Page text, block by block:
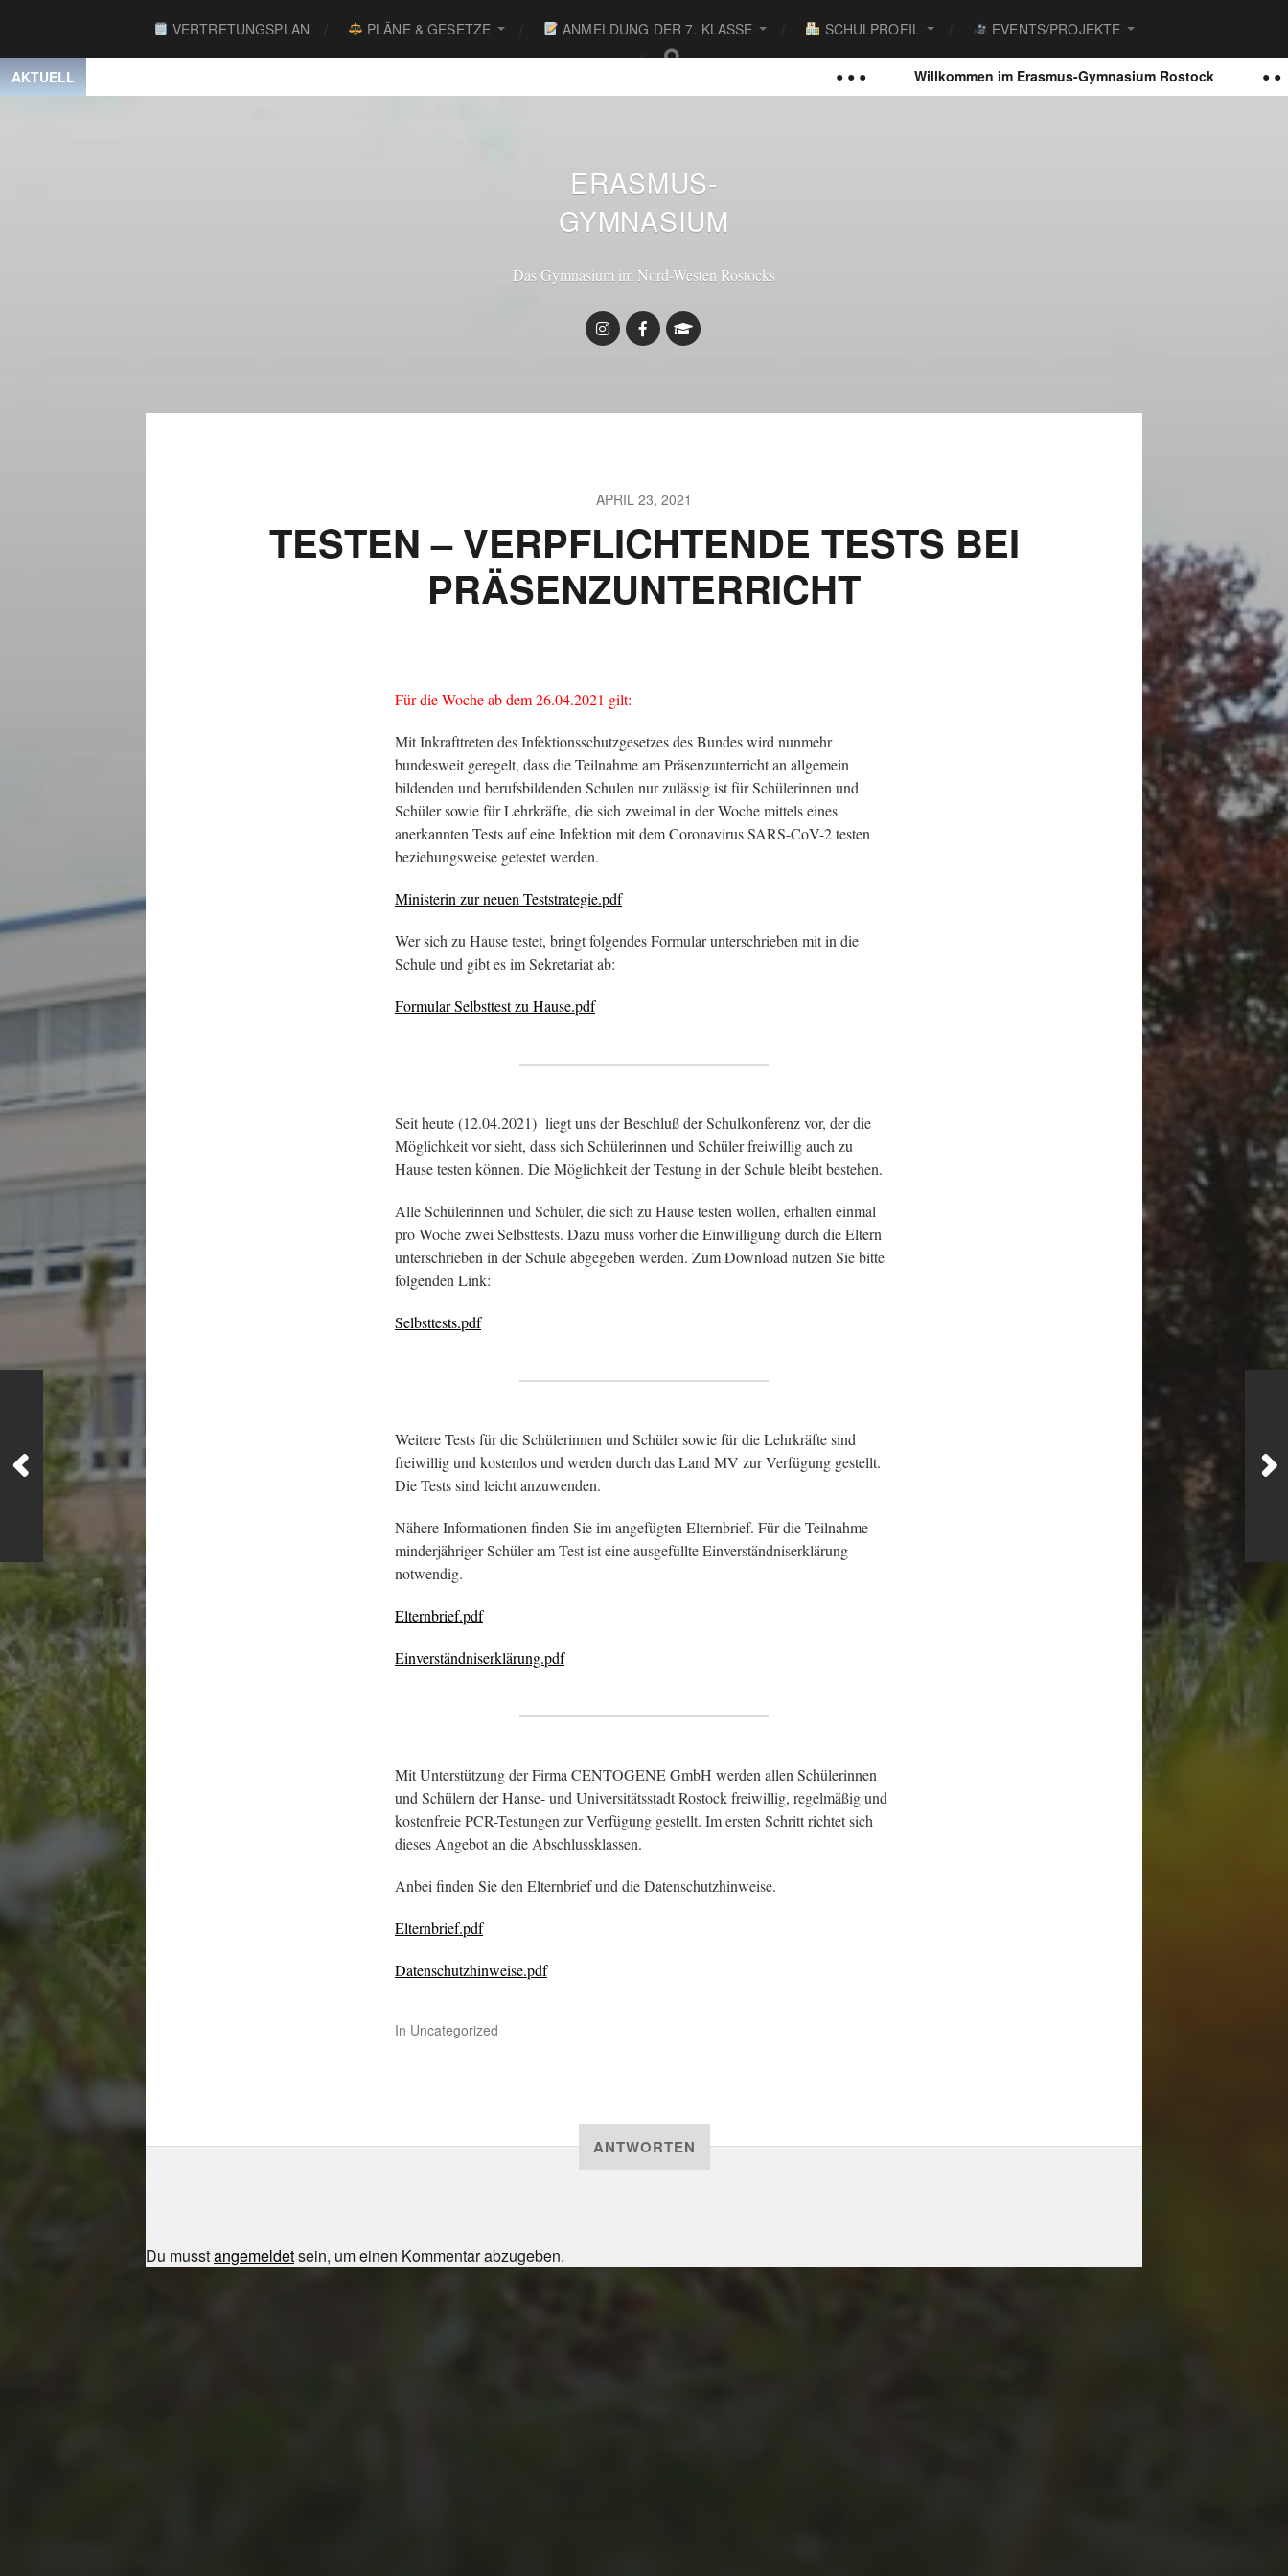
VERTRETUNGSPLAN PLÄNE & GESETZE ANMELDUNG DER 7. KLASSE SCHULPROFIL EVENTS/PROJEKTE
AKTUELL Willkommen im Erasmus-Gymnasium Rostock ● ● ●
ERASMUS-
GYMNASIUM
Das Gymnasium im Nord-Westen Rostocks
APRIL 23, 2021
TESTEN – VERPFLICHTENDE TESTS BEI
PRÄSENZUNTERRICHT
Für die Woche ab dem 26.04.2021 gilt:
Mit Inkrafttreten des Infektionsschutzgesetzes des Bundes wird nunmehr
bundesweit geregelt, dass die Teilnahme am Präsenzunterricht an allgemein
bildenden und berufsbildenden Schulen nur zulässig ist für Schülerinnen und
Schüler sowie für Lehrkräfte, die sich zweimal in der Woche mittels eines
anerkannten Tests auf eine Infektion mit dem Coronavirus SARS-CoV-2 testen
beziehungsweise getestet werden.
Ministerin zur neuen Teststrategie.pdf
Wer sich zu Hause testet, bringt folgendes Formular unterschrieben mit in die
Schule und gibt es im Sekretariat ab:
Formular Selbsttest zu Hause.pdf
Seit heute (12.04.2021) liegt uns der Beschluß der Schulkonferenz vor, der die
Möglichkeit vor sieht, dass sich Schülerinnen und Schüler freiwillig auch zu
Hause testen können. Die Möglichkeit der Testung in der Schule bleibt bestehen.
Alle Schülerinnen und Schüler, die sich zu Hause testen wollen, erhalten einmal
pro Woche zwei Selbsttests. Dazu muss vorher die Einwilligung durch die Eltern
unterschrieben in der Schule abgegeben werden. Zum Download nutzen Sie bitte
folgenden Link:
Selbsttests.pdf
Weitere Tests für die Schülerinnen und Schüler sowie für die Lehrkräfte sind
freiwillig und kostenlos und werden durch das Land MV zur Verfügung gestellt.
Die Tests sind leicht anzuwenden.
Nähere Informationen finden Sie im angefügten Elternbrief. Für die Teilnahme
minderjähriger Schüler am Test ist eine ausgefüllte Einverständniserklärung
notwendig.
Elternbrief.pdf
Einverständniserklärung.pdf
Mit Unterstützung der Firma CENTOGENE GmbH werden allen Schülerinnen
und Schülern der Hanse- und Universitätsstadt Rostock freiwillig, regelmäßig und
kostenfreie PCR-Testungen zur Verfügung gestellt. Im ersten Schritt richtet sich
dieses Angebot an die Abschlussklassen.
Anbei finden Sie den Elternbrief und die Datenschutzhinweise.
Elternbrief.pdf
Datenschutzhinweise.pdf
In Uncategorized
ANTWORTEN
Du musstangemeldetsein, um einen Kommentar abzugeben.